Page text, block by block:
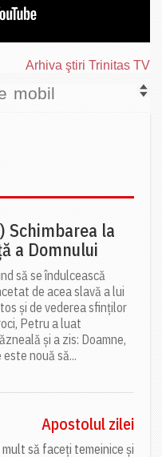
Arhiva ştiri Trinitas TV
mobil
Schimbarea la
a Domnului
să se îndulcească
de acea slavă a lui
și de vederea sfinților
Petru a luat
și a zis: Doamne,
este nouă să...
Apostolul zilei
să faceți temeinice și